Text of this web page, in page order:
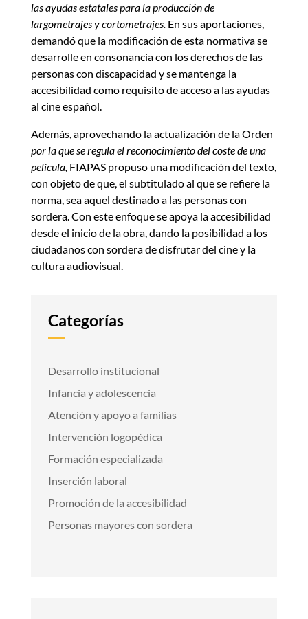
las ayudas estatales para la producción de
largometrajes y cortometrajes. En sus aportaciones,
demandó que la modificación de esta normativa se
desarrolle en consonancia con los derechos de las
personas con discapacidad y se mantenga la
accesibilidad como requisito de acceso a las ayudas
al cine español.
Además, aprovechando la actualización de la Orden
por la que se regula el reconocimiento del coste de una
película, FIAPAS propuso una modificación del texto,
con objeto de que, el subtitulado al que se refiere la
norma, sea aquel destinado a las personas con
sordera. Con este enfoque se apoya la accesibilidad
desde el inicio de la obra, dando la posibilidad a los
ciudadanos con sordera de disfrutar del cine y la
cultura audiovisual.
Categorías
Desarrollo institucional
Infancia y adolescencia
Atención y apoyo a familias
Intervención logopédica
Formación especializada
Inserción laboral
Promoción de la accesibilidad
Personas mayores con sordera